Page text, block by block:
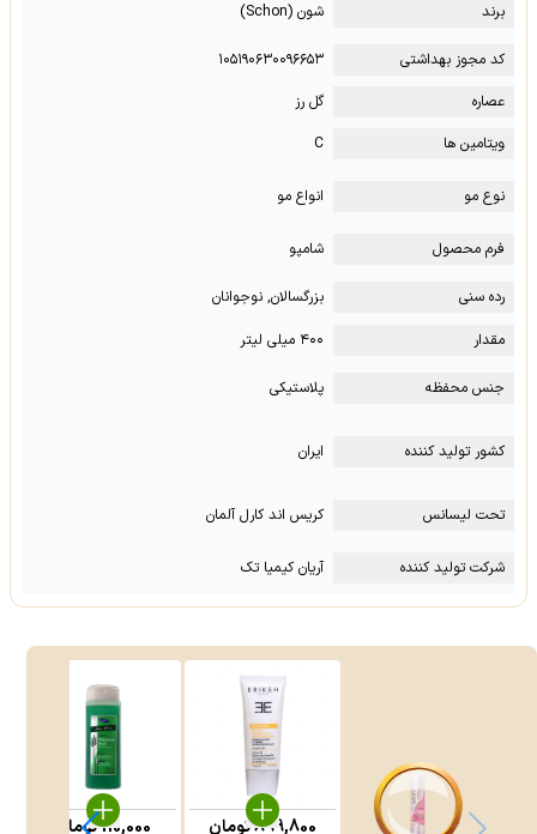
برند شون (Schon)
کد مجوز بهداشتی
۱۰۵۱۹۰۶۳۰۰۹۶۶۵۳
عصاره
گل رز
ویتامین ها
C
نوع مو انواع مو
فرم محصول شامپو
رده سنی
بزرگسالان, نوجوانان
مقدار
۴۰۰ میلی لیتر
جنس محفظه پلاستیکی
کشور تولید کننده ایران
تحت لیسانس کریس اند کارل آلمان
شرکت تولید کننده آریان کیمیا تک
899,800تومان 110,000تومان